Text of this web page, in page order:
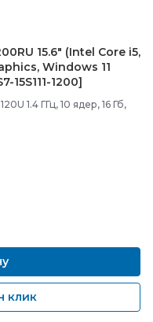
15.6" (Intel Core i5,
Windows 11
15S111-1200]
1.4 ГГц, 10 ядер, 16 Гб,
клик